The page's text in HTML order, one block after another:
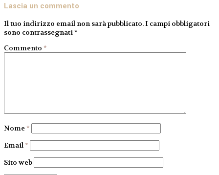
Lascia un commento
Il tuo indirizzo email non sarà pubblicato.I campi obbligatori
sono contrassegnati*
Commento *
Nome *
Email *
Sito web